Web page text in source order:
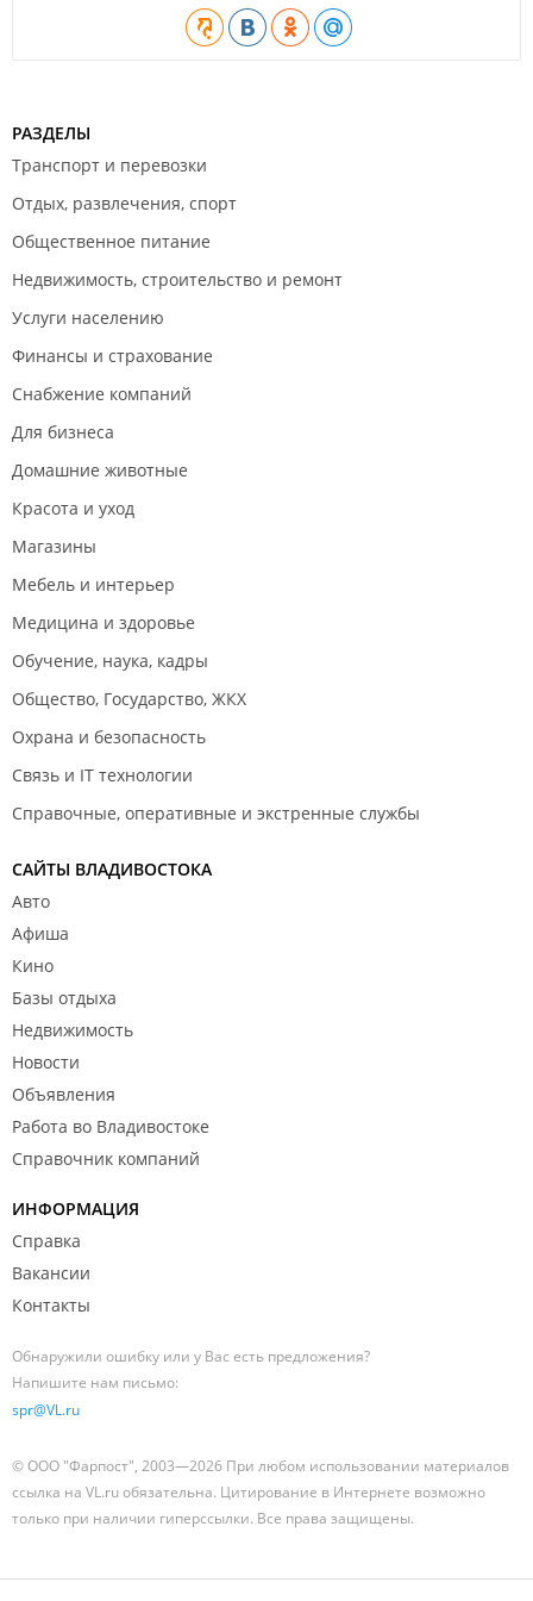
Социальный опыт работы в команде;
Взаимодействие со сверстниками, старшими
Достижения:
среди 2007-2008 г. р. Владивосток 2019 г.;
России и Китая, г. Мишань, Муданцзян, г. Дайхэ. Китай
1 место. Квалификационный этап Всероссийского
турнира "Большие звёзды светят малым" АНАПА
г.;
"Приз академии МЧС" среди 2008 г. р. Владивосток
1 место. Дальневосточный турнир по мини-футболу на
"Приз академии МЧС" среди 2009 г. р. Владивосток
2018 г.;
1 место. Квалификационный этап Всероссийского
Дивизион Тихновецкого среди детей 2009 г. р.
2 место. Квалификационный этап Всероссийского
Дивизион Тихновецкого среди детей 2011 г. р.
Владивосток 2019 г.
РАЗДЕЛЫ
Транспорт и перевозки
Отдых, развлечения, спорт
Общественное питание
Недвижимость, строительство и ремонт
Услуги населению
Финансы и страхование
Снабжение компаний
Для бизнеса
Домашние животные
Красота и уход
Магазины
Мебель и интерьер
Медицина и здоровье
Обучение, наука, кадры
Общество, Государство, ЖКХ
Охрана и безопасность
Связь и IT технологии
Справочные, оперативные и экстренные службы
САЙТЫ ВЛАДИВОСТОКА
Авто
Афиша
Кино
Базы отдыха
Недвижимость
Новости
Объявления
Работа во Владивостоке
Справочник компаний
ИНФОРМАЦИЯ
Справка
Вакансии
Контакты
Обнаружили ошибку или у Вас есть предложения?
Напишите нам письмо:
spr@VL.ru
© ООО "Фарпост", 2003—2026 При любом использовании материалов
ссылка на VL.ru обязательна. Цитирование в Интернете возможно
только при наличии гиперссылки. Все права защищены.